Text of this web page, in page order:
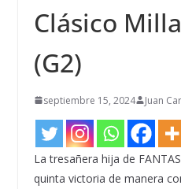
Clásico
(G2)
septiembre 15, 2024 Juan
La tresañera hija de
quinta victoria de manera